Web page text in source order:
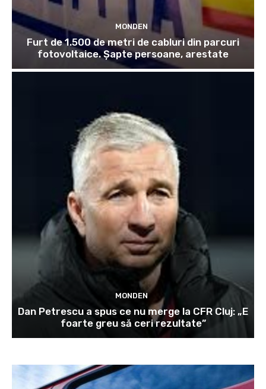
MONDEN
Furt de 1.500 de metri de cabluri din parcuri
fotovoltaice. Șapte persoane, arestate
MONDEN
Dan Petrescu a spus ce nu merge la CFR Cluj: „E
foarte greu să ceri rezultate”